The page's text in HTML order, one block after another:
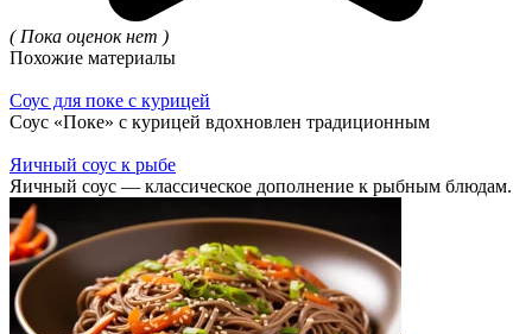
( Пока оценок нет )
Похожие материалы
Соус для поке с курицей
Соус «Поке» с курицей вдохновлен традиционным
Яичный соус к рыбе
Яичный соус — классическое дополнение к рыбным блюдам.